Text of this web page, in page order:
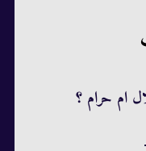
ام حرام ؟